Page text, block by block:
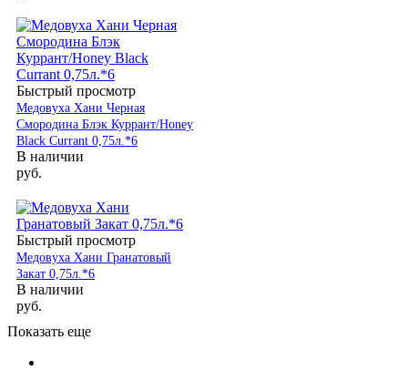
Быстрый просмотр
Медовуха Хани Черная
Смородина Блэк Куррант/Honey
Black Currant 0,75л.*6
В наличии
руб.
Быстрый просмотр
Медовуха Хани Гранатовый
Закат 0,75л.*6
В наличии
руб.
Показать еще